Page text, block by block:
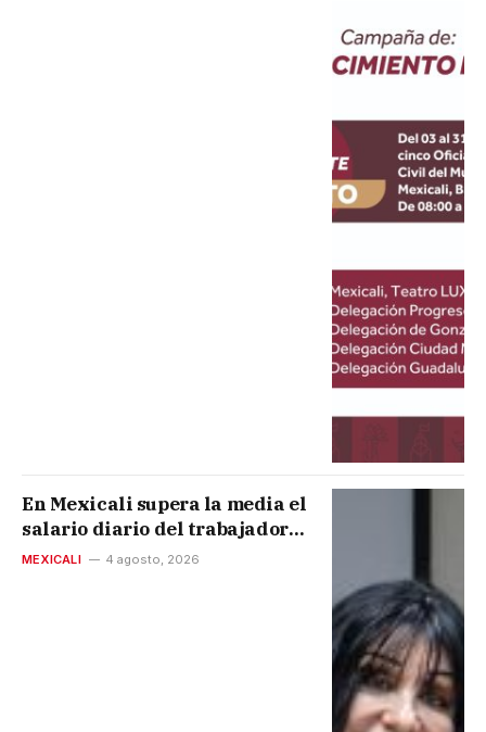
En Mexicali supera la media el
salario diario del trabajador
que es de 773 pesos
MEXICALI 4 agosto, 2026